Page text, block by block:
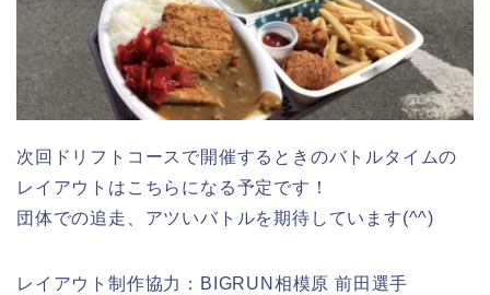
次回ドリフトコースで開催するときのバトルタイムの
レイアウトはこちらになる予定です！
団体での追走、アツいバトルを期待しています(^^)
レイアウト制作協力：BIGRUN相模原 前田選手